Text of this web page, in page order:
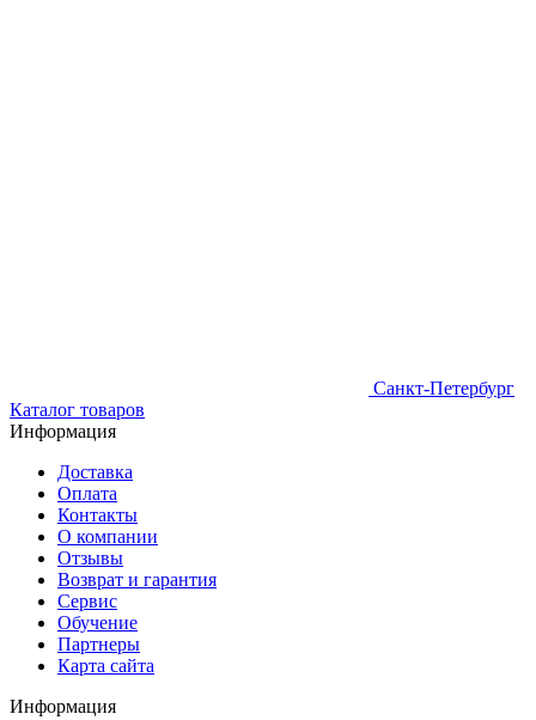
Санкт-Петербург
Каталог товаров
Информация
Доставка
Оплата
Контакты
О компании
Отзывы
Возврат и гарантия
Сервис
Обучение
Партнеры
Карта сайта
Информация